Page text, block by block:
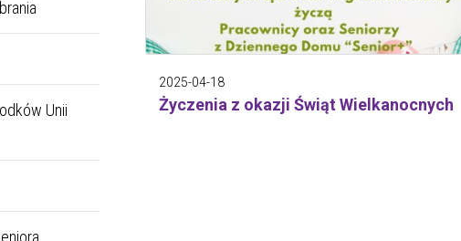
Unii
2025-04-18
Życzenia z okazji Świąt Wielkanocnych